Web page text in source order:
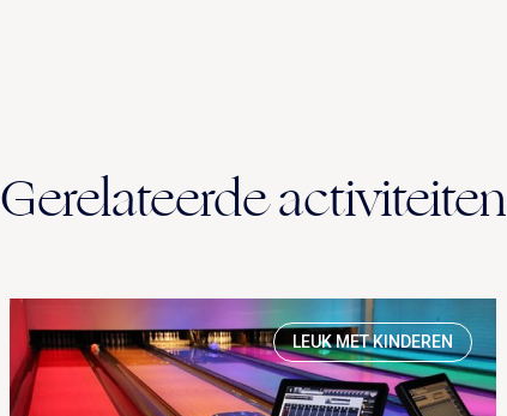
Gerelateerde activiteiten
LEUK MET KINDEREN